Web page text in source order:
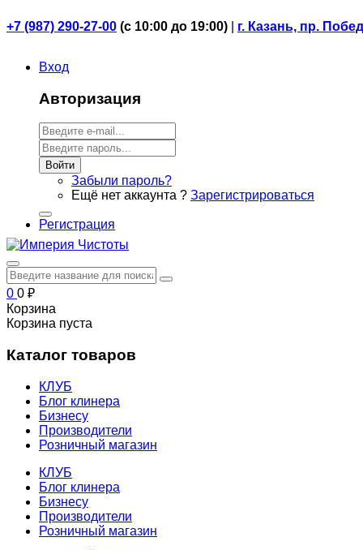
+7 (987) 290-27-00 (с 10:00 до 19:00) г. Казань, пр.
Вход
Авторизация
Войти
Забыли пароль?
Ещё нет аккаунта ? Зарегистрироваться
Регистрация
0 0 ₽
Корзина
Корзина пуста
Каталог товаров
КЛУБ
Блог клинера
Бизнесу
Производители
Розничный магазин
КЛУБ
Блог клинера
Бизнесу
Производители
Розничный магазин